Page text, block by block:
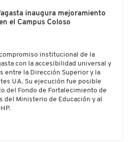
inaugura mejoramiento
el Campus Coloso
institucional de la
con la accesibilidad universal y
entre la Dirección Superior y la
UA. Su ejecución fue posible
del Fondo de Fortalecimiento de
del Ministerio de Educación y al